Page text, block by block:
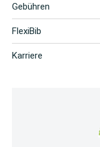
Gebühren
FlexiBib
Karriere